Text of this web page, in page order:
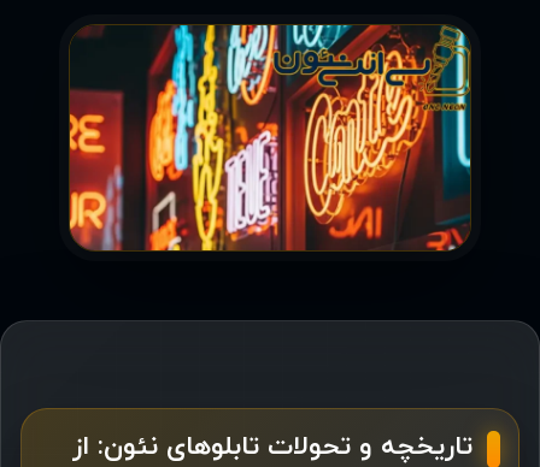
تاریخچه و تحولات تابلوهای نئون: از